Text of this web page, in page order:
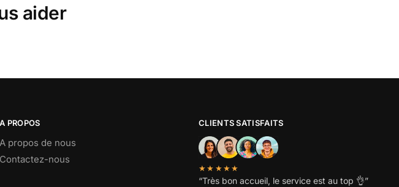
aider
A PROPOS
A propos de nous
Contactez-nous
CLIENTS SATISFAITS
★★★★★
“Très bon accueil, le service est au top 👌”